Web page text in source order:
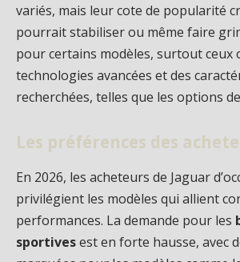
variés, mais leur cote de popularité
pourrait stabiliser ou même faire
pour certains modèles, surtout ceux
technologies avancées et des
recherchées, telles que les options
Les préférences des
En 2026, les acheteurs de Jaguar
privilégient les modèles qui allient
performances. La demande pour les
sportivesest en forte hausse, avec